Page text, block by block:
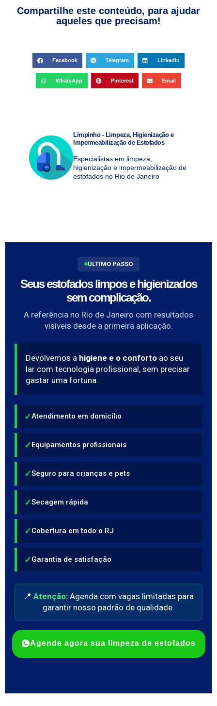
Compartilhe este conteúdo, para ajudar
aqueles que precisam!
Facebook Telegram LinkedIn
WhatsApp Pinterest Email
Limpinho - Limpeza, Higienização e
Impermeabilização de Estofados
Especialistas em limpeza,
higienização e impermeabilização de
estofados no Rio de Janeiro
ÚLTIMO PASSO
Seus estofados limpos e higienizados
sem complicação.
A referência no Rio de Janeiro com resultados
visíveis desde a primeira aplicação.
Devolvemos a higiene e o conforto ao seu
lar com tecnologia profissional, sem precisar
gastar uma fortuna.
✓Atendimento em domicílio
✓Equipamentos profissionais
✓Seguro para crianças e pets
✓Secagem rápida
✓Cobertura em todo o RJ
✓Garantia de satisfação
📍 Atenção: Agenda com vagas limitadas para
garantir nosso padrão de qualidade.
Agende agora sua limpeza de estofados